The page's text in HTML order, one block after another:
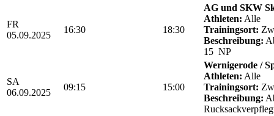
FR
05.09.2025
16:30 18:30
AG und SKW
Athleten: Alle
Trainingsort:
Beschreibung:
15 NP
SA
06.09.2025
09:15 15:00
Wernigerode /
Athleten: Alle
Trainingsort:
Beschreibung: